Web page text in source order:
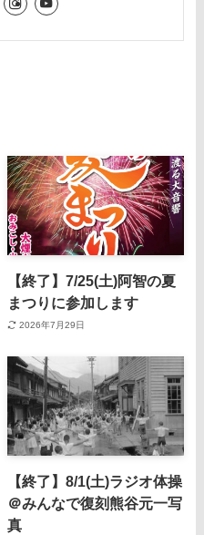
【終了】7/25(土)阿智の夏
まつりに参加します
2026年7月29日
【終了】8/1(土)ラジオ体操
＠みんなで復刻熊谷元一写
真